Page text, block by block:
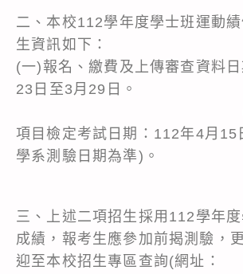
二、本校112學年度學士班運動
生資訊如下：
(一)報名、繳費及上傳審查資料
23日至3月
(二)術科
項目檢定考試日期：112年4月15
學系測驗日期為準)。
三、上述二項招生採用112學年
成績，報考生應參加前揭測驗，
迎至本校招生專區查詢(網址：